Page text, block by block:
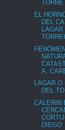
EL
DEL
LAGAR
A.
LAGAR O
DEL
CALERIN
DIEGO